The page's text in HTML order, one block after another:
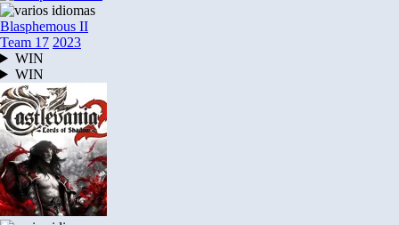
Blasphemous II
Team 17 2023
WIN
WIN